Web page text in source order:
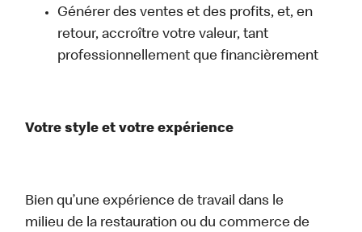
Générer des ventes et des profits, et, en
retour, accroître votre valeur, tant
professionnellement que financièrement
Votre style et votre expérience
Bien qu’une expérience de travail dans le
milieu de la restauration ou du commerce de